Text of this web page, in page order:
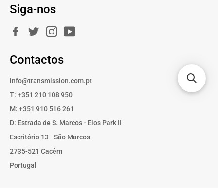
Siga-nos
FacebookTwitterInstagram
Contactos
info@transmission.com.pt
T: +351 210 108 950
M: +351 910 516 261
D: Estrada de S. Marcos - Elos Park II
Escritório 13 - São Marcos
2735-521 Cacém
Portugal